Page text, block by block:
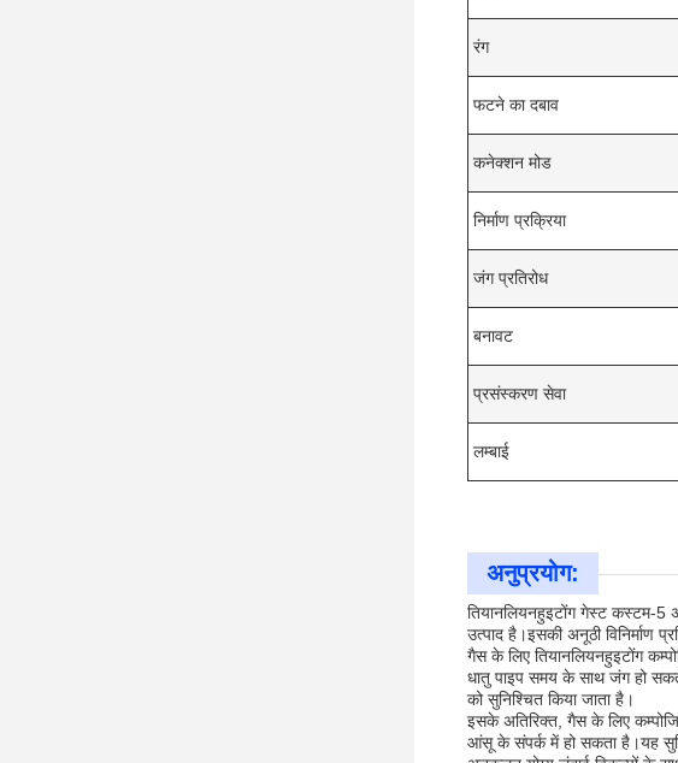
रंग
फटने का दबाव
कनेक्शन मोड
निर्माण प्रक्रिया
जंग प्रतिरोध
बनावट
प्रसंस्करण सेवा
लम्बाई
अनुप्रयोग:
तियानलियनहुइटोंग गेस्ट कस्टम-5
उत्पाद है।इसकी अनूठी विनिर्माण
गैस के लिए तियानलियनहुइटोंग
धातु पाइप समय के साथ जंग हो
को सुनिश्चित किया जाता है।
इसके अतिरिक्त, गैस के लिए
आंसू के संपर्क में हो सकता है।यह